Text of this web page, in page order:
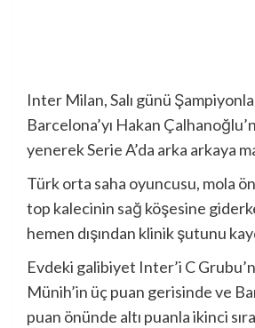
Inter Milan, Salı günü
Barcelona’yı Hakan
yenerek Serie A’da arka arkaya
Türk orta saha oyuncusu, mola
top kalecinin sağ köşesine
hemen dışından klinik şutunu
Evdeki galibiyet Inter’i C
Münih’in üç puan gerisinde ve
puan önünde altı puanla ikinci